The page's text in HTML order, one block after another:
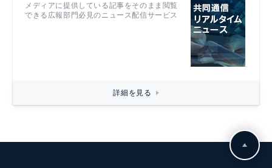
メディアに提供している記事をそのまま閲覧
できる広報部門必見のニュース配信サービス
詳細を見る